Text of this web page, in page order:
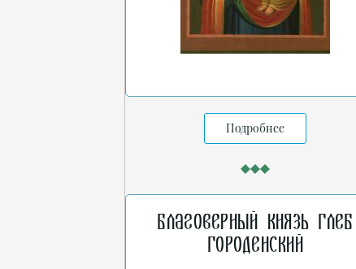
Подробнее
Благоверный князь Глеб
Городенский